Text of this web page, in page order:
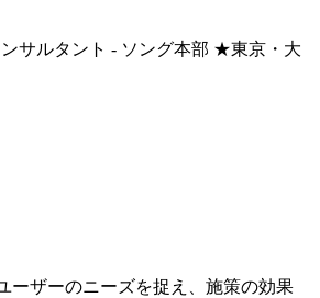
サルタント - ソング本部 ★東京・大
ーザーのニーズを捉え、施策の効果